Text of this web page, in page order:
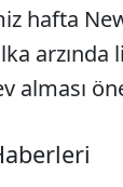
hafta
arzında
alması